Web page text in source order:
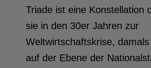
Triade ist eine Konstellation
sie in den 30er Jahren zur
Weltwirtschaftskrise,
auf der Ebene der